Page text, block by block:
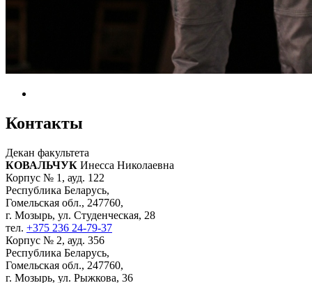
Контакты
Декан факультета
КОВАЛЬЧУК Инесса Николаевна
Корпус № 1, ауд. 122
Республика Беларусь,
Гомельская обл., 247760,
г. Мозырь, ул. Студенческая, 28
тел. +375 236 24-79-37
Корпус № 2, ауд. 356
Республика Беларусь,
Гомельская обл., 247760,
г. Мозырь, ул. Рыжкова, 36